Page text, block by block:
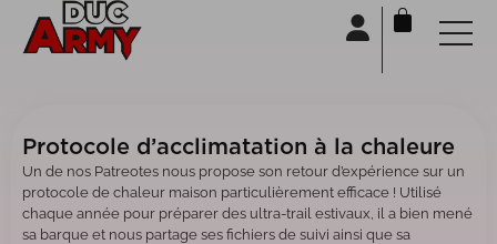
Protocole d’acclimatation à la chaleure
Un de nos Patreotes nous propose son retour d’expérience sur un
protocole de chaleur maison particulièrement efficace ! Utilisé
chaque année pour préparer des ultra-trail estivaux, il a bien mené
sa barque et nous partage ses fichiers de suivi ainsi que sa
Panneau de gestion des cookies